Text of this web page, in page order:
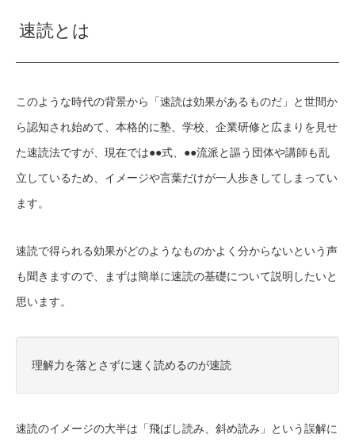
速読とは
このような時代の背景から「速読は効果があるものだ」と世間か
ら認知され始めて、本格的に塾、学校、企業研修と広まりを見せ
た速読法ですが、現在では●●式、●●流派と謳う団体や講師も乱
立しているため、イメージや言葉だけが一人歩きしてしまってい
ます。
速読で得られる効果がどのようなものかよく分からないという声
も聞きますので、まずは簡単に速読の基礎について説明したいと
思います。
理解力を落とさずに速く読めるのが速読
速読のイメージの大半は「飛ばし読み、斜め読み」という誤解に